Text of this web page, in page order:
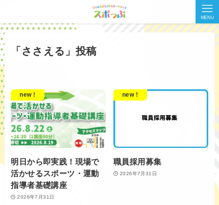
MENU
「ささえる」投稿
new !
明日から即実践！現場で
活かせるスポーツ・運動
指導者基礎講座
2026年7月31日
new !
職員採用募集
2026年7月31日